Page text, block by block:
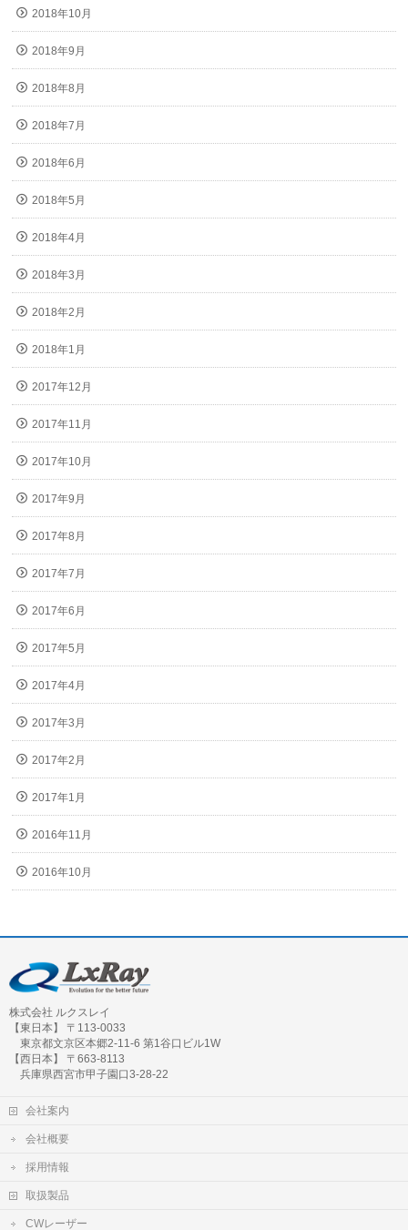
2018年10月
2018年9月
2018年8月
2018年7月
2018年6月
2018年5月
2018年4月
2018年3月
2018年2月
2018年1月
2017年12月
2017年11月
2017年10月
2017年9月
2017年8月
2017年7月
2017年6月
2017年5月
2017年4月
2017年3月
2017年2月
2017年1月
2016年11月
2016年10月
株式会社 ルクスレイ
【東日本】 〒113-0033
東京都文京区本郷2-11-6 第1谷口ビル1W
【西日本】 〒663-8113
兵庫県西宮市甲子園口3-28-22
会社案内
会社概要
採用情報
取扱製品
CWレーザー